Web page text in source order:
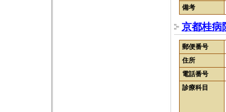
備考
京都桂病
郵便番号
住所
電話番号
診療科目